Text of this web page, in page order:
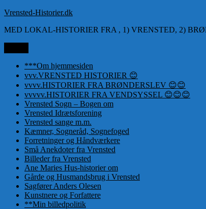
Videre
indhold
Vrensted-Historier.dk
MED LOKAL-HISTORIER FRA , 1) VRENSTED, 2)
***Om hjemmesiden
vvv.VRENSTED HISTORIER 😊
vvvv.HISTORIER FRA BRØNDERSLEV 😊😊
vvvvv.HISTORIER FRA VENDSYSSEL 😊😊😊
Vrensted Sogn – Bogen om
Vrensted Idrætsforening
Vrensted sange m.m.
Kæmner, Sogneråd, Sognefoged
Forretninger og Håndværkere
Små Anekdoter fra Vrensted
Billeder fra Vrensted
Ane Maries Hus-historier om
Gårde og Husmandsbrug i Vrensted
Sagfører Anders Olesen
Kunstnere og Forfattere
**Min billedpolitik